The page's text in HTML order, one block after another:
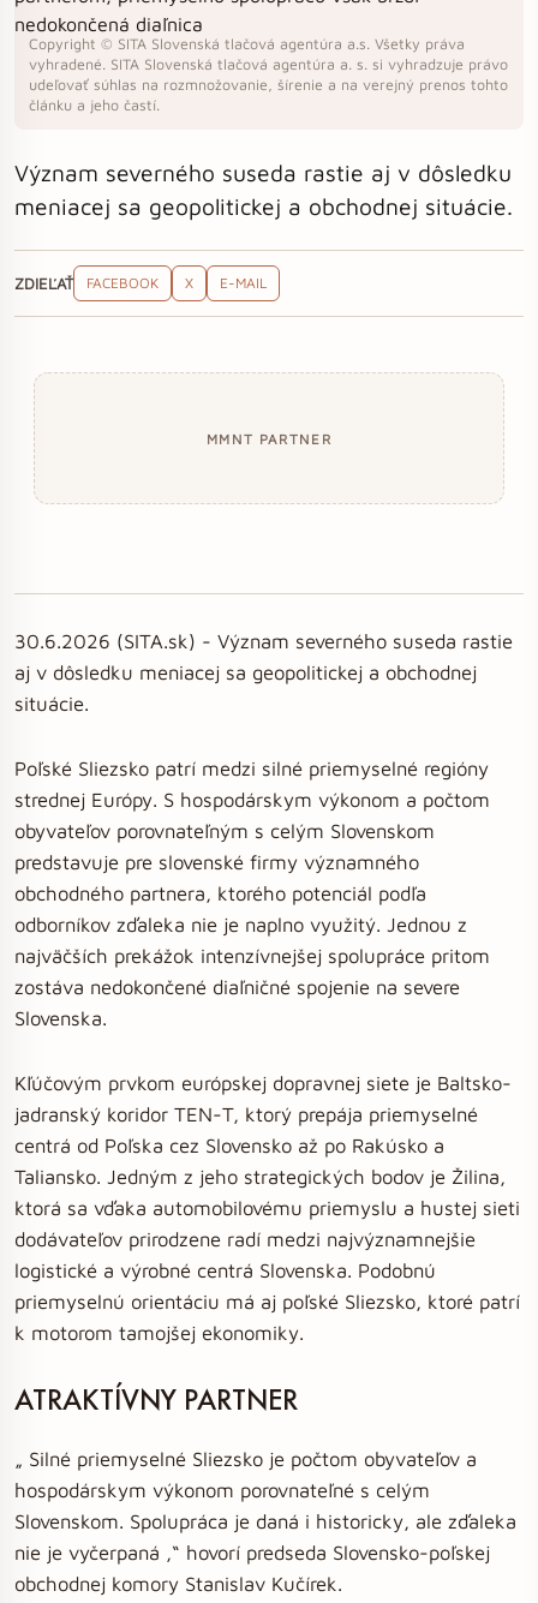
Copyright © SITA Slovenská tlačová agentúra a.s. Všetky práva
vyhradené. SITA Slovenská tlačová agentúra a. s. si vyhradzuje právo
udeľovať súhlas na rozmnožovanie, šírenie a na verejný prenos tohto
článku a jeho častí.
Význam severného suseda rastie aj v dôsledku
meniacej sa geopolitickej a obchodnej situácie.
ZDIEĽAŤ FACEBOOK X E-MAIL
MMNT PARTNER
30.6.2026 (SITA.sk) - Význam severného suseda rastie
aj v dôsledku meniacej sa geopolitickej a obchodnej
situácie.
Poľské Sliezsko patrí medzi silné priemyselné regióny
strednej Európy. S hospodárskym výkonom a počtom
obyvateľov porovnateľným s celým Slovenskom
predstavuje pre slovenské firmy významného
obchodného partnera, ktorého potenciál podľa
odborníkov zďaleka nie je naplno využitý. Jednou z
najväčších prekážok intenzívnejšej spolupráce pritom
zostáva nedokončené diaľničné spojenie na severe
Slovenska.
Kľúčovým prvkom európskej dopravnej siete je Baltsko-
jadranský koridor TEN-T, ktorý prepája priemyselné
centrá od Poľska cez Slovensko až po Rakúsko a
Taliansko. Jedným z jeho strategických bodov je Žilina,
ktorá sa vďaka automobilovému priemyslu a hustej sieti
dodávateľov prirodzene radí medzi najvýznamnejšie
logistické a výrobné centrá Slovenska. Podobnú
priemyselnú orientáciu má aj poľské Sliezsko, ktoré patrí
k motorom tamojšej ekonomiky.
ATRAKTÍVNY PARTNER
„ Silné priemyselné Sliezsko je počtom obyvateľov a
hospodárskym výkonom porovnateľné s celým
Slovenskom. Spolupráca je daná i historicky, ale zďaleka
nie je vyčerpaná ,“ hovorí predseda Slovensko-poľskej
obchodnej komory Stanislav Kučírek.